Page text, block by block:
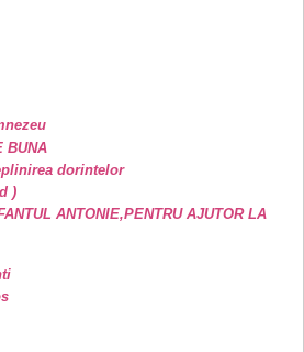
BUNA
dorintelor
)
ANTONIE,PENTRU AJUTOR LA